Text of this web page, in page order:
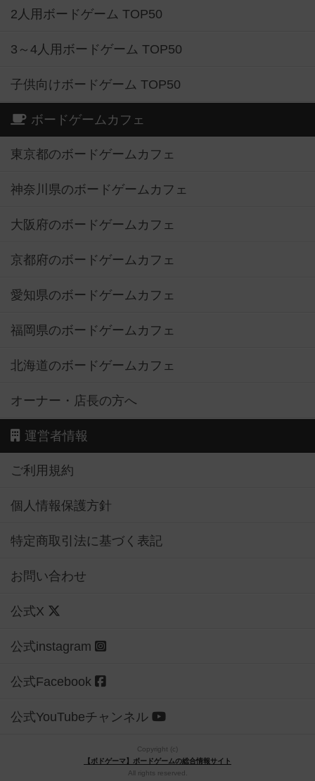
2人用ボードゲーム TOP50
3～4人用ボードゲーム TOP50
子供向けボードゲーム TOP50
ボードゲームカフェ
東京都のボードゲームカフェ
神奈川県のボードゲームカフェ
大阪府のボードゲームカフェ
京都府のボードゲームカフェ
愛知県のボードゲームカフェ
福岡県のボードゲームカフェ
北海道のボードゲームカフェ
オーナー・店長の方へ
運営者情報
ご利用規約
個人情報保護方針
特定商取引法に基づく表記
お問い合わせ
公式X
公式instagram
公式Facebook
公式YouTubeチャンネル
Copyright (c)
【ボドゲーマ】ボードゲームの総合情報サイト
All rights reserved.